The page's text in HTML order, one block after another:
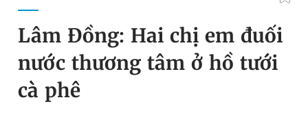
Chuyên mục
Chuyên mục khác
Đổi mật khẩu
Tin đã lưu
Tin đã xem
Lâm Đồng: Hai chị em đuối
nước thương tâm ở hồ tưới
cà phê